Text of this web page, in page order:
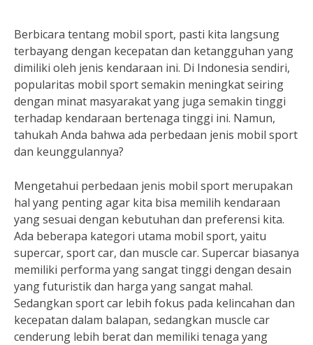
Berbicara tentang mobil sport, pasti kita langsung
terbayang dengan kecepatan dan ketangguhan yang
dimiliki oleh jenis kendaraan ini. Di Indonesia sendiri,
popularitas mobil sport semakin meningkat seiring
dengan minat masyarakat yang juga semakin tinggi
terhadap kendaraan bertenaga tinggi ini. Namun,
tahukah Anda bahwa ada perbedaan jenis mobil sport
dan keunggulannya?
Mengetahui perbedaan jenis mobil sport merupakan
hal yang penting agar kita bisa memilih kendaraan
yang sesuai dengan kebutuhan dan preferensi kita.
Ada beberapa kategori utama mobil sport, yaitu
supercar, sport car, dan muscle car. Supercar biasanya
memiliki performa yang sangat tinggi dengan desain
yang futuristik dan harga yang sangat mahal.
Sedangkan sport car lebih fokus pada kelincahan dan
kecepatan dalam balapan, sedangkan muscle car
cenderung lebih berat dan memiliki tenaga yang